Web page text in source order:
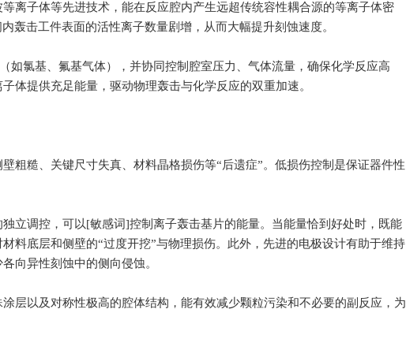
离子体等先进技术，能在反应腔内产生远超传统容性耦合源的等离子体密
轰击工件表面的活性离子数量剧增，从而大幅提升刻蚀速度。
如氯基、氟基气体），并协同控制腔室压力、气体流量，确保化学反应高
体提供充足能量，驱动物理轰击与化学反应的双重加速。
粗糙、关键尺寸失真、材料晶格损伤等“后遗症”。低损伤控制是保证器件性
立调控，可以[敏感词]控制离子轰击基片的能量。当能量恰到好处时，既能
料底层和侧壁的“过度开挖”与物理损伤。此外，先进的电极设计有助于维持
向异性刻蚀中的侧向侵蚀。
层以及对称性极高的腔体结构，能有效减少颗粒污染和不必要的副反应，为